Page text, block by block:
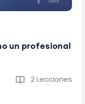
un profesional
2 Lecciones